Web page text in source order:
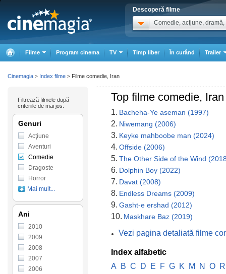
Descoperă filme
Comedie, acţiune, dramă,
Filme Program cinema TV Timp liber În curând Trailer
Top filme comedie, Iran
1. Bacheha-Ye aseman (1997)
2. Niwemang (2006)
3. Keyke mahboobe man (2024)
4. Offside (2006)
5. The Other Side of the Wind
6. Dolphin Boy (2022)
7. Davat (2008)
8. Endless Dreams (2009)
9. Gasht-e ershad (2012)
10. Maskhare Baz (2019)
Vezi pagina detaliată filme
Index alfabetic
A
B C D E F G K M N O R
Filtrează filmele după
criteriile de mai jos:
Genuri
Acţiune
Aventuri
Comedie
Dragoste
Horror
Mai mult...
Ani
2010
2009
2008
2007
2006
Cinemagia > Index filme > Filme comedie, Iran